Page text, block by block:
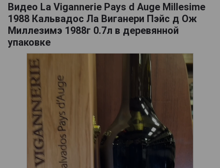
Видео La Vigannerie Pays d Auge Millesime
1988 Кальвадос Ла Виганери Пэйс д Ож
Миллезимэ 1988г 0.7л в деревянной
упаковке